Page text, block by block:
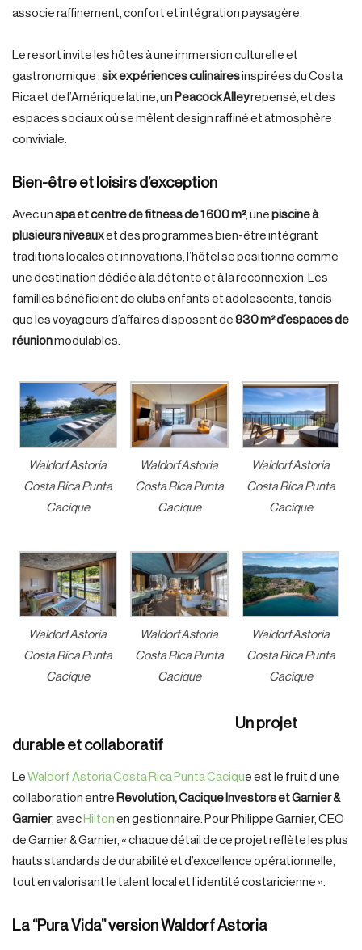
associe raffinement, confort et intégration paysagère.
Le resort invite les hôtes à une immersion culturelle et
gastronomique : six expériences culinairesinspirées du Costa
Rica et de l’Amérique latine, un Peacock Alleyrepensé, et des
espaces sociaux où se mêlent design raffiné et atmosphère
conviviale.
Bien-être et loisirs d’exception
Avec un spa et centre de fitness de 1 600 m², une piscine à
plusieurs niveauxet des programmes bien-être intégrant
traditions locales et innovations, l’hôtel se positionne comme
une destination dédiée à la détente et à la reconnexion. Les
familles bénéficient de clubs enfants et adolescents, tandis
que les voyageurs d’affaires disposent de 930 m² d’espaces de
réunionmodulables.
Waldorf Astoria
Costa Rica Punta
Cacique
Waldorf Astoria
Costa Rica Punta
Cacique
Waldorf Astoria
Costa Rica Punta
Cacique
Waldorf Astoria
Costa Rica Punta
Cacique
Waldorf Astoria
Costa Rica Punta
Cacique
Waldorf Astoria
Costa Rica Punta
Cacique
Un projet
durable et collaboratif
Le Waldorf Astoria Costa Rica Punta Cacique est le fruit d’une
collaboration entre Revolution, Cacique Investors et Garnier &
Garnier, avec Hilton en gestionnaire. Pour Philippe Garnier, CEO
de Garnier & Garnier, « chaque détail de ce projet reflète les plus
hauts standards de durabilité et d’excellence opérationnelle,
tout en valorisant le talent local et l’identité costaricienne ».
La “Pura Vida” versionWaldorf Astoria